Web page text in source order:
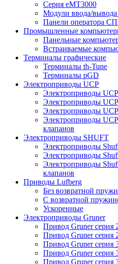
Серия eMT3000
Модули ввода/вывода
Панели оператора
Промышленные
Панельные
Встраиваемые
Терминалы графические
Терминалы th-Tune
Терминалы pGD
Электроприводы UCP
Электроприводы
Электроприводы
Электроприводы
Электроприводы
клапанов
Электроприводы SHUFT
Электроприводы
Электроприводы
Электроприводы
клапанов
Приводы Lufberg
Без возвратной
С возвратной
Ускоренные
Электроприводы Gruner
Привод Gruner серия
Привод Gruner серия
Привод Gruner серия
Привод Gruner серия
Привод Gruner серия